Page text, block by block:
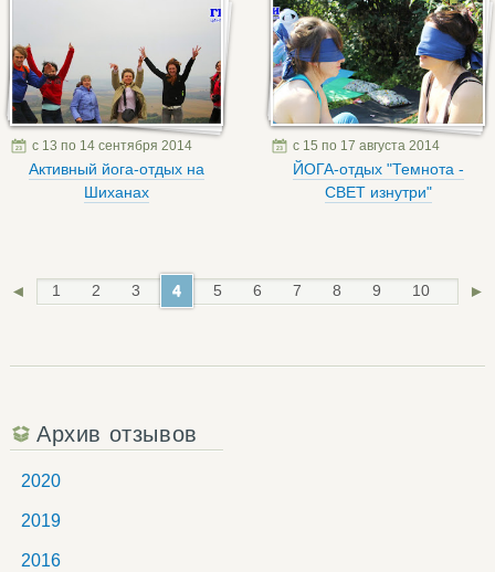
с 13 по 14 сентября 2014
Активный йога-отдых на
Шиханах
с 15 по 17 августа 2014
ЙОГА-отдых "Темнота -
СВЕТ изнутри"
◄ 1 2 3 4 5 6 7 8 9 10 11►
Архив отзывов
2020
2019
2016